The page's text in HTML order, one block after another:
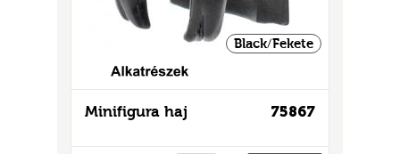
Black/Fekete
75867
Minifigura haj